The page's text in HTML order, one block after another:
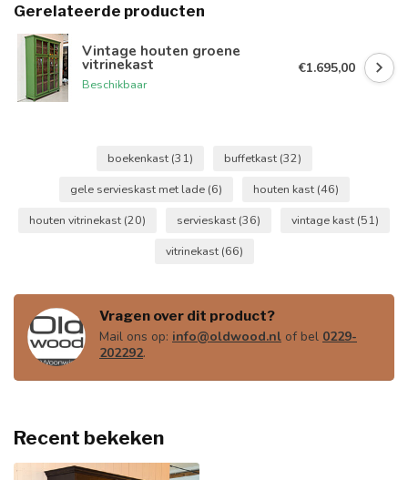
Gerelateerde producten
Vintage houten groene
vitrinekast
Beschikbaar
€1.695,00
boekenkast (31) buffetkast (32)
gele servieskast met lade (6) houten kast (46)
houten vitrinekast (20) servieskast (36) vintage kast (51)
vitrinekast (66)
Vragen over dit product?
Mail ons op: info@oldwood.nl of bel 0229-
202292.
Recent bekeken